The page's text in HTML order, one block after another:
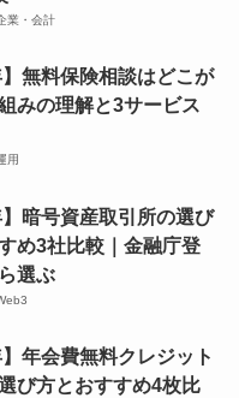
業・会計
】無料保険相談はどこが
みの理解と3サービス
用
】暗号資産取引所の選び
め3社比較｜金融庁登
選ぶ
】年会費無料クレジット
び方とおすすめ4枚比